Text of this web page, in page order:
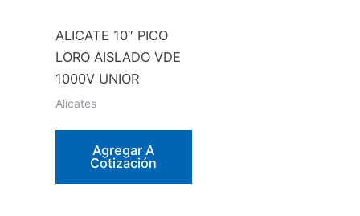
ALICATE 10″ PICO
LORO AISLADO VDE
1000V UNIOR
Alicates
Agregar A
Cotización